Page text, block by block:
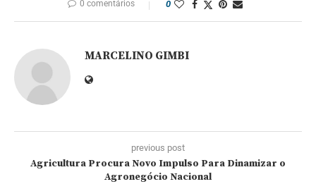
0 comentários 0
MARCELINO GIMBI
previous post
Agricultura Procura Novo Impulso Para Dinamizar o
Agronegócio Nacional